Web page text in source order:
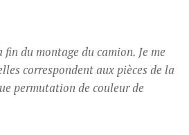
du montage du camion. Je me
correspondent aux pièces de la
permutation de couleur de